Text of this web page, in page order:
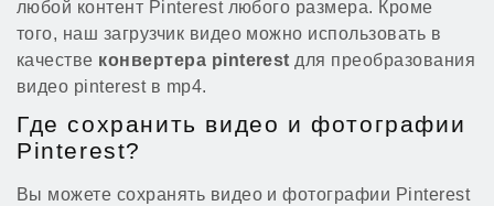
любой контент Pinterest любого размера. Кроме
того, наш загрузчик видео можно использовать в
качестве конвертера pinterest для преобразования
видео pinterest в mp4.
Где сохранить видео и фотографии
Pinterest?
Вы можете сохранять видео и фотографии Pinterest